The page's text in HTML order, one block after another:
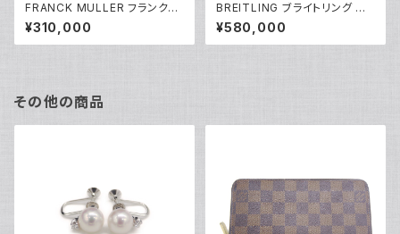
FRANCK MULLER フランクミ
ュラー トランスアメリカ 2000S
CP 自動巻き 黒文字盤 Y0484
9
¥310,000
BREITLING ブライトリング ナ
ビタイマー01 AB0120 自動巻
き クロノメーター クロノグラフ
Y04455
¥580,000
その他の商品